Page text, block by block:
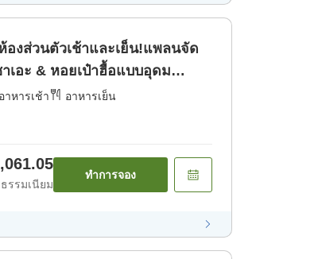
งส่วนตัวเช้าและเย็น!แพลนจัด
เอะ & หอยเป๋าฮื้อแบบอุดม
] [อาหารเย็น]
อาหารเช้า อาหารเย็น
รรมเนียม
ทำการจอง